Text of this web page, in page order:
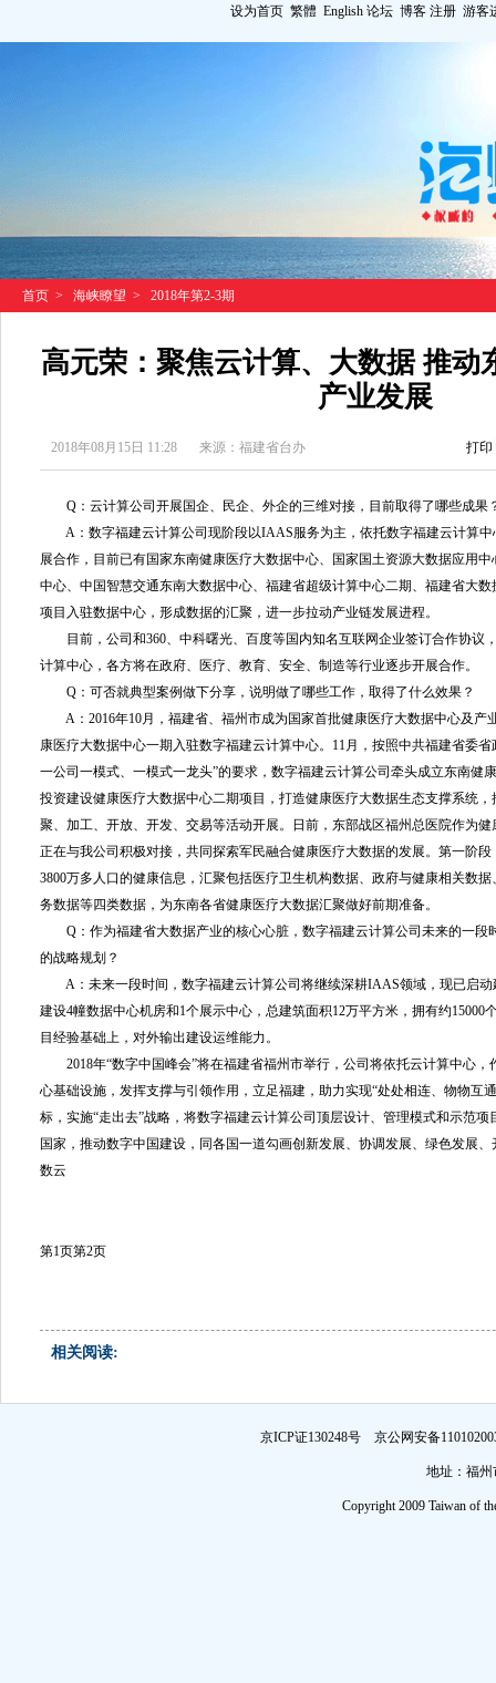
设为首页 繁體 English 论坛 博客 注册 游客
首页 > 海峡瞭望 > 2018年第2-3期
高元荣：聚焦云计算、大数据 推动
产业发展
2018年08月15日 11:28 来源：福建省台办 打印
Q：云计算公司开展国企、民企、外企的三维对接，目前取得了哪些成果
A：数字福建云计算公司现阶段以IAAS服务为主，依托数字福建云计算中
展合作，目前已有国家东南健康医疗大数据中心、国家国土资源大数据应用
中心、中国智慧交通东南大数据中心、福建省超级计算中心二期、福建省大
项目入驻数据中心，形成数据的汇聚，进一步拉动产业链发展进程。
目前，公司和360、中科曙光、百度等国内知名互联网企业签订合作协议
计算中心，各方将在政府、医疗、教育、安全、制造等行业逐步开展合作。
Q：可否就典型案例做下分享，说明做了哪些工作，取得了什么效果？
A：2016年10月，福建省、福州市成为国家首批健康医疗大数据中心及产
康医疗大数据中心一期入驻数字福建云计算中心。11月，按照中共福建省委
一公司一模式、一模式一龙头”的要求，数字福建云计算公司牵头成立东南健
投资建设健康医疗大数据中心二期项目，打造健康医疗大数据生态支撑系统
聚、加工、开放、开发、交易等活动开展。日前，东部战区福州总医院作为
正在与我公司积极对接，共同探索军民融合健康医疗大数据的发展。第一阶
3800万多人口的健康信息，汇聚包括医疗卫生机构数据、政府与健康相关数
务数据等四类数据，为东南各省健康医疗大数据汇聚做好前期准备。
Q：作为福建省大数据产业的核心心脏，数字福建云计算公司未来的一段
的战略规划？
A：未来一段时间，数字福建云计算公司将继续深耕IAAS领域，现已启动
建设4幢数据中心机房和1个展示中心，总建筑面积12万平方米，拥有约15000
目经验基础上，对外输出建设运维能力。
2018年“数字中国峰会”将在福建省福州市举行，公司将依托云计算中心，
心基础设施，发挥支撑与引领作用，立足福建，助力实现“处处相连、物物互
标，实施“走出去”战略，将数字福建云计算公司顶层设计、管理模式和示范项
国家，推动数字中国建设，同各国一道勾画创新发展、协调发展、绿色发展
数云
第1页第2页
相关阅读:
京ICP证130248号 京公网安备
地址：福州
Copyright 2009 Taiwan of